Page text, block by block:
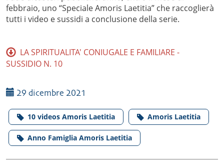
febbraio, uno “Speciale Amoris Laetitia” che raccoglierà
tutti i video e sussidi a conclusione della serie.
LA SPIRITUALITA' CONIUGALE E FAMILIARE -
SUSSIDIO N. 10
29 dicembre 2021
10 videos Amoris Laetitia Amoris Laetitia
Anno Famiglia Amoris Laetitia